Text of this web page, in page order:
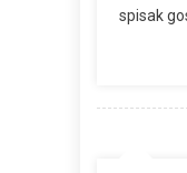
spisak